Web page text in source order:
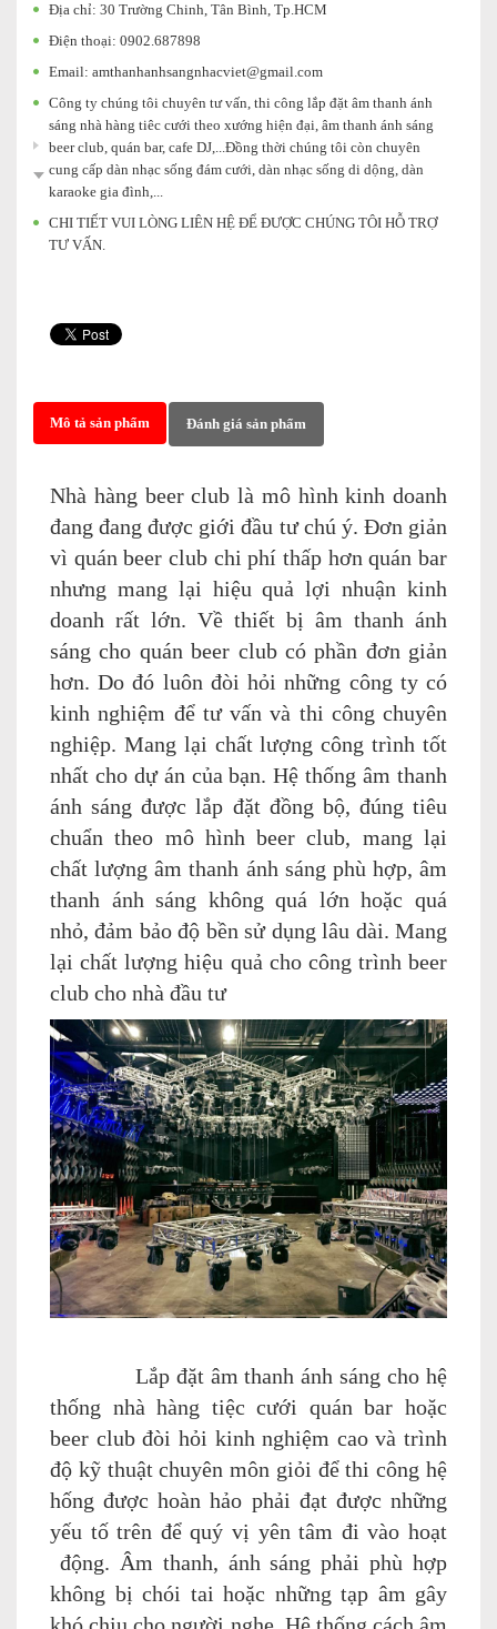
Địa chỉ: 30 Trường Chinh, Tân Bình, Tp.HCM
Điện thoại: 0902.687898
Email: amthanhanhsangnhacviet@gmail.com
Công ty chúng tôi chuyên tư vấn, thi công lắp đặt âm thanh ánh
sáng nhà hàng tiêc cưới theo xướng hiện đại, âm thanh ánh sáng
beer club, quán bar, cafe DJ,...Đồng thời chúng tôi còn chuyên
cung cấp dàn nhạc sống đám cưới, dàn nhạc sống di dộng, dàn
karaoke gia đình,...
CHI TIẾT VUI LÒNG LIÊN HỆ ĐỂ ĐƯỢC CHÚNG TÔI HỖ TRỢ
TƯ VẤN.
Mô tả sản phẩm Đánh giá sản phẩm
Nhà hàng beer club là mô hình kinh doanh
đang đang được giới đầu tư chú ý. Đơn giản
vì quán beer club chi phí thấp hơn quán bar
nhưng mang lại hiệu quả lợi nhuận kinh
doanh rất lớn. Về thiết bị âm thanh ánh
sáng cho quán beer club có phần đơn giản
hơn. Do đó luôn đòi hỏi những công ty có
kinh nghiệm để tư vấn và thi công chuyên
nghiệp. Mang lại chất lượng công trình tốt
nhất cho dự án của bạn. Hệ thống âm thanh
ánh sáng được lắp đặt đồng bộ, đúng tiêu
chuẩn theo mô hình beer club, mang lại
chất lượng âm thanh ánh sáng phù hợp, âm
thanh ánh sáng không quá lớn hoặc quá
nhỏ, đảm bảo độ bền sử dụng lâu dài. Mang
lại chất lượng hiệu quả cho công trình beer
club cho nhà đầu tư
Lắp đặt âm thanh ánh sáng cho hệ
thống nhà hàng tiệc cưới quán bar hoặc
beer club đòi hỏi kinh nghiệm cao và trình
độ kỹ thuật chuyên môn giỏi để thi công hệ
hống được hoàn hảo phải đạt được những
yếu tố trên để quý vị yên tâm đi vào hoạt
động. Âm thanh, ánh sáng phải phù hợp
không bị chói tai hoặc những tạp âm gây